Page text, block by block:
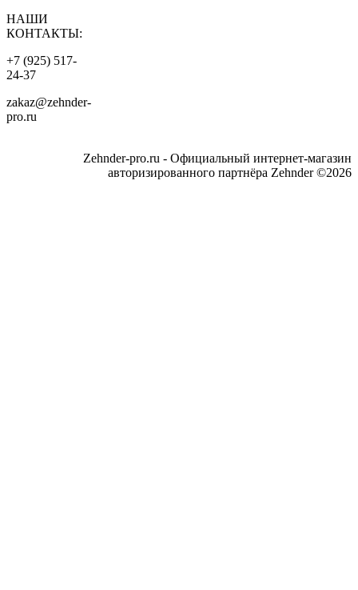
НАШИ
КОНТАКТЫ:
+7 (925) 517-
24-37
zakaz@zehnder-
pro.ru
Zehnder-pro.ru - Официальный интернет-магазин
авторизированного партнёра Zehnder ©2026